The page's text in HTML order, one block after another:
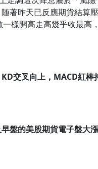
著昨天已反應期貨結算
樣開高走高幾乎收最高
交叉向上，MACD紅棒
盤的美股期貨電子盤大